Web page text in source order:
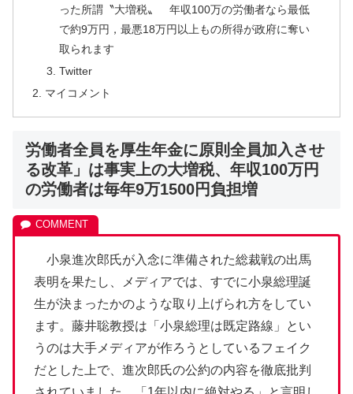
った所謂〝大増税〟 年収100万の労働者なら最低
で約9万円，最悪18万円以上もの所得が政府に奪い
取られます
Twitter
マイコメント
労働者全員を厚生年金に原則全員加入させ
る改革」は事実上の大増税、年収100万円
の労働者は毎年9万1500円負担増
小泉進次郎氏が入念に準備された総裁戦の出馬
表明を果たし、メディアでは、すでに小泉総理誕
生が決まったかのような取り上げられ方をしてい
ます。藤井聡教授は「小泉総理は既定路線」とい
うのは大手メディアが作ろうとしているフェイク
だとした上で、進次郎氏の公約の内容を徹底批判